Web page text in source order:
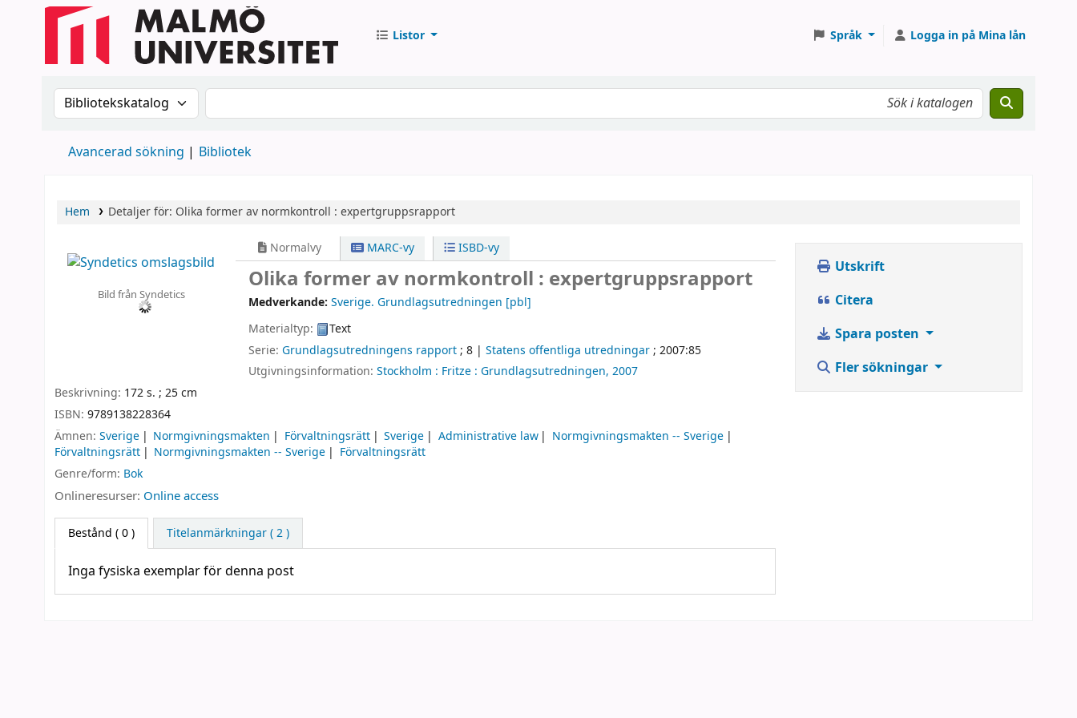
Listor Språk Logga in på Mina lån
Sök i katalogen efter:Sök i katalogen
Avancerad sökning Bibliotek
Hem Detaljer för: Olika former av normkontroll : expertgruppsrapport
Bild från Syndetics
Normalvy MARC-vy ISBD-vy
Olika former av normkontroll : expertgruppsrapport
Medverkande:Sverige. Grundlagsutredningen [pbl]
Materialtyp:
Text
Serie:Grundlagsutredningens rapport; 8 |Statens offentliga utredningar; 2007:85
Utgivningsinformation:Stockholm : Fritze : Grundlagsutredningen, 2007
Beskrivning: 172 s. ; 25 cm
ISBN: 9789138228364
Ämnen: Sverige Normgivningsmakten Förvaltningsrätt Sverige Administrative law
Normgivningsmakten -- Sverige
Förvaltningsrätt
Normgivningsmakten -- Sverige
Förvaltningsrätt
Genre/form: Bok
Onlineresurser: Online access
Bestånd ( 0 ) Titelanmärkningar ( 2 )
Inga fysiska exemplar för denna post
Utskrift
Citera
Spara posten
Fler sökningar